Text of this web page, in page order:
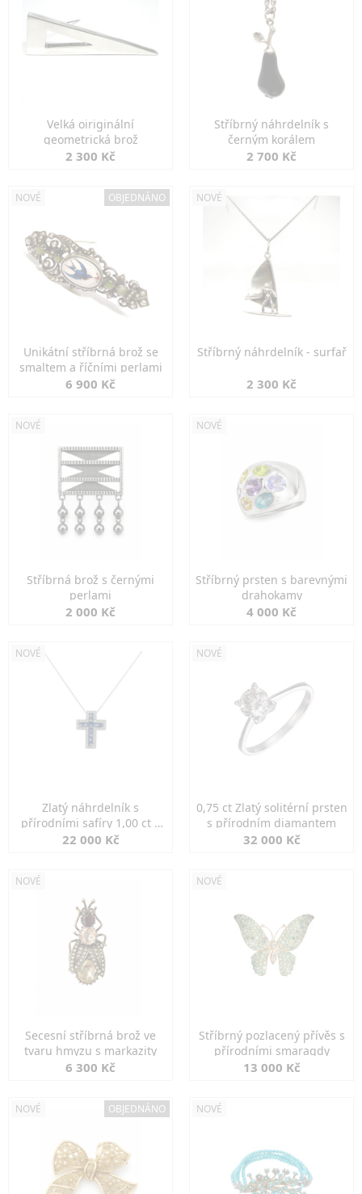
Velká oiriginální
geometrická brož
2 300 Kč
Stříbrný náhrdelník s
černým korálem
2 700 Kč
NOVÉ OBJEDNÁNO
Unikátní stříbrná brož se
smaltem a říčními perlami
6 900 Kč
NOVÉ
Stříbrný náhrdelník - surfař
2 300 Kč
NOVÉ
Stříbrná brož s černými
perlami
2 000 Kč
NOVÉ
Stříbrný prsten s barevnými
drahokamy
4 000 Kč
NOVÉ
Zlatý náhrdelník s
přírodními safíry 1,00 ct a
diamanty
22 000 Kč
NOVÉ
0,75 ct Zlatý solitérní prsten
s přírodním diamantem
32 000 Kč
NOVÉ
Secesní stříbrná brož ve
tvaru hmyzu s markazity
6 300 Kč
NOVÉ
Stříbrný pozlacený přívěs s
přírodními smaragdy
13 000 Kč
NOVÉ OBJEDNÁNO NOVÉ